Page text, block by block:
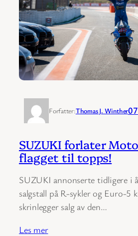
Forfatter:Thomas J. Winther
SUZUKI forlater
flagget til topps!
SUZUKI annonserte tidligere i
salgstall på R-sykler og Euro-5
skrinlegger salg av den…
Les mer